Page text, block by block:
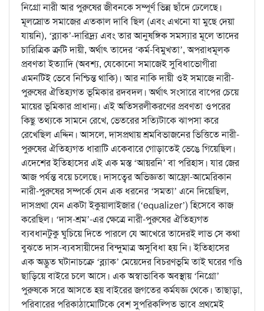
নিগ্রো নারী আর পুরুষের জীবনকে সম্পূর্ণ ভিন্ন ছাঁদে ঢেলেছে।
মূলস্রোত সমাজের এতকাল দাবি ছিল (এবং এখনো যা মুছে দেয়া
যায়নি), ‘ব্ল্যাক’-দারিদ্র্য এবং তার আনুষঙ্গিক সমস্যার মূলে তাদের
চারিত্রিক ত্রুটি দায়ী, অর্থাৎ তাদের ‘কর্ম-বিমুখতা’, অপরাধমূলক
প্রবণতা ইত্যাদি (অবশ্য, যেকোনো সমাজেই সুবিধাভোগীরা
এমনটিই ভেবে নিশ্চিন্ত থাকি)। আর নাকি দায়ী ওই সমাজে নারী-
পুরুষের ঐতিহ্যগত ভূমিকার রদবদল। অর্থাৎ সংসারে বাপের চেয়ে
মায়ের ভূমিকার প্রাধান্য। এই অতিসরলীকরণের প্রবণতা ওপরের
কিছু তথ্যকে সামনে রেখে, ভেতরের সত্যিটাকে ঝাপসা করে
রেখেছিল এদ্দিন। আসলে, দাসপ্রথায় শ্রমবিভাজনের ভিত্তিতে নারী-
পুরুষের ঐতিহ্যগত ধারাটি একেবারে গোড়াতেই ভেঙে গিয়েছিল।
এদেশের ইতিহাসের এই এক মস্ত ‘আয়রনি’ বা পরিহাস। যার জের
আজ পর্যন্ত বয়ে চলেছে। দাসত্বের অভিজ্ঞতা আফ্রো-আমেরিকান
নারী-পুরুষের সম্পর্কে যেন এক ধরনের ‘সমতা’ এনে দিয়েছিল,
দাসপ্রথা যেন একটা ইকুয়ালাইজার (‘equalizer’) হিসেবে কাজ
করেছিল। ‘দাস-শ্রম’-এর ক্ষেত্রে নারী-পুরুষের ঐতিহ্যগত
ব্যবধানটুকু ঘুচিয়ে দিতে পারলে যে আখেরে তাদেরই লাভ সে কথা
বুঝতে দাস-ব্যবসায়ীদের বিন্দুমাত্র অসুবিধা হয় নি। ইতিহাসের
এক অদ্ভুত ঘটানাচক্রে ‘ব্ল্যাক’ মেয়েদের বিচরণভূমি তাই ঘরের গণ্ডি
ছাড়িয়ে বাইরে চলে আসে। এক অস্বাভাবিক অবস্থায় ‘নিগ্রো’
পুরুষকে সরে আসতে হয় বাইরের জগতের কর্মযজ্ঞ থেকে। তাছাড়া,
পরিবারের পরিকাঠামোটিকে বেশ সুপরিকল্পিত ভাবে প্রথমেই